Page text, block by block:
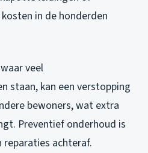
in de honderden
veel
staan, kan een verstopping
bewoners, wat extra
Preventief onderhoud is
reparaties achteraf.